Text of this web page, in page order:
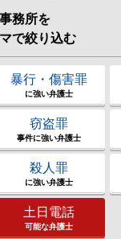
務所を
で絞り込む
暴行・傷害罪
に強い弁護士
窃盗罪
事件に強い弁護士
殺人罪
に強い弁護士
土日電話
可能な弁護士